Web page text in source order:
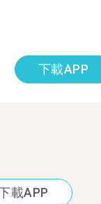
下載APP
載APP